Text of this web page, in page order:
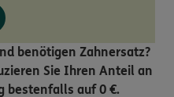
benötigen Zahnersatz?
Sie Ihren Anteil an
bestenfalls auf 0 €.